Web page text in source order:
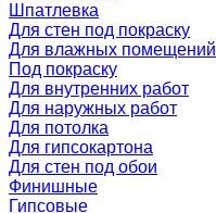
Шпатлевка
Для стен под покраску
Для влажных помещений
Под покраску
Для внутренних работ
Для наружных работ
Для потолка
Для гипсокартона
Для стен под обои
Финишные
Гипсовые